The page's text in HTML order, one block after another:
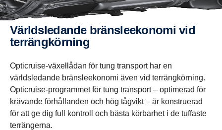
Världs­le­dande bräns­le­ek­o­nomi vid
terräng­kör­ning
Opticruise-växellådan för tung transport har en
världsledande bränsleekonomi även vid terrängkörning.
Opticruise-programmet för tung transport – optimerad för
krävande förhållanden och hög tågvikt – är konstruerad
för att ge dig full kontroll och bästa körbarhet i de tuffaste
terrängerna.